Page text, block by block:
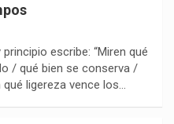
escribe: “Miren qué
/ qué bien se conserva /
ligereza vence los…